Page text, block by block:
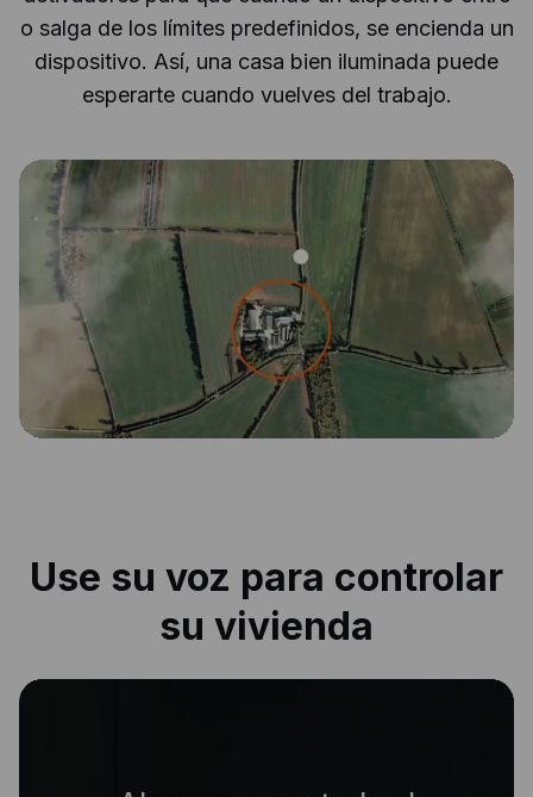
o salga de los límites predefinidos, se encienda un
dispositivo. Así, una casa bien iluminada puede
esperarte cuando vuelves del trabajo.
Use su voz para controlar
su vivienda
|